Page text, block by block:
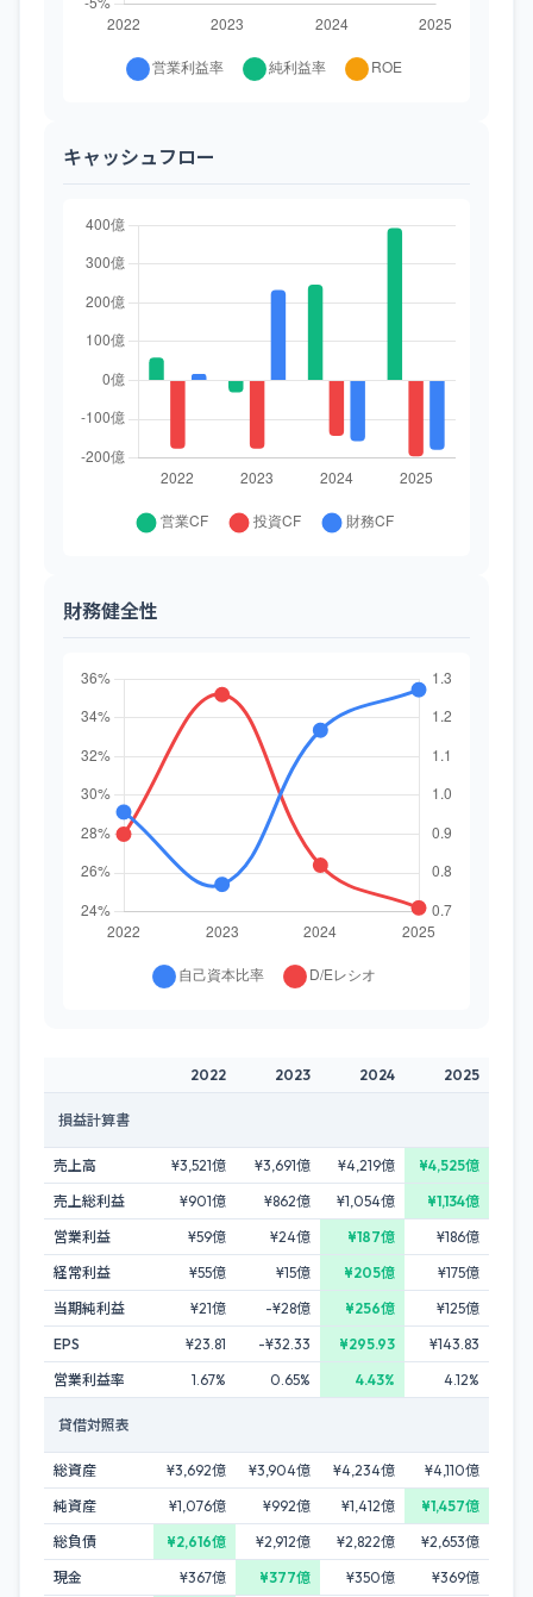
キャッシュフロー
財務健全性
2022 2023 2024 2025
損益計算書
売上高 ¥3,521億 ¥3,691億 ¥4,219億
¥4,525億
売上総利益
¥901億 ¥862億 ¥1,054億
¥1,134億
営業利益
¥59億 ¥24億 ¥187億
¥186億
経常利益
¥55億 ¥15億 ¥205億
¥175億
当期純利益
¥21億 -¥28億 ¥256億
¥125億
EPS
¥23.81 -¥32.33 ¥295.93
¥143.83
営業利益率
1.67% 0.65% 4.43% 4.12%
貸借対照表
総資産 ¥3,692億 ¥3,904億 ¥4,234億
¥4,110億
純資産
¥1,076億 ¥992億 ¥1,412億
¥1,457億
総負債
¥2,616億 ¥2,912億 ¥2,822億
¥2,653億
現金
¥367億 ¥377億 ¥350億
¥369億